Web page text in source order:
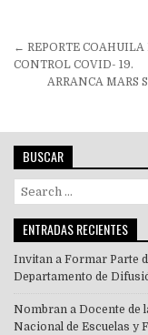
Navegación
de
entradas
← REPORTE
CONTROL COVID- 19.
ARRANCA MARS
BUSCAR
Search
for:
ENTRADAS RECIENTES
Invitan a Formar Parte
Departamento de
Nombran a Docente de
Nacional de Escuelas y